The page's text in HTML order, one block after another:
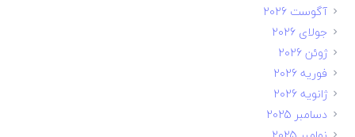
آگوست 2026
جولای 2026
ژوئن 2026
فوریه 2026
ژانویه 2026
دسامبر 2025